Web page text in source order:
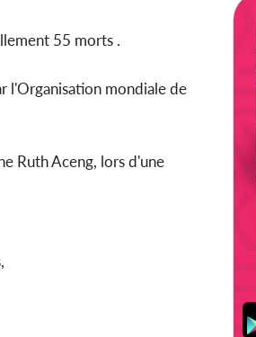
55 morts .
l'Organisation mondiale de
Ruth Aceng, lors d'une